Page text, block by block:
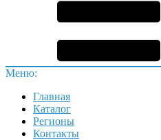
Меню:
Главная
Каталог
Регионы
Контакты